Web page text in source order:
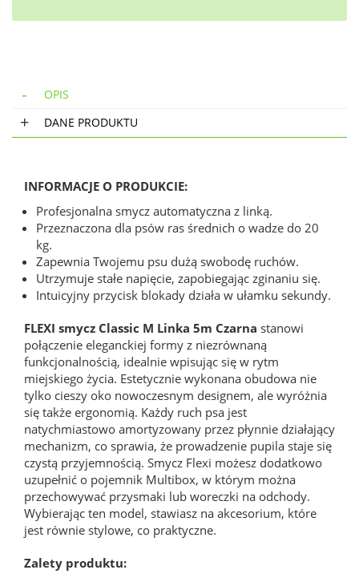
OPIS
DANE PRODUKTU
INFORMACJE O PRODUKCIE:
Profesjonalna smycz automatyczna z linką.
Przeznaczona dla psów ras średnich o wadze do 20
kg.
Zapewnia Twojemu psu dużą swobodę ruchów.
Utrzymuje stałe napięcie, zapobiegając zginaniu się.
Intuicyjny przycisk blokady działa w ułamku sekundy.
FLEXI smycz Classic M Linka 5m Czarna stanowi
połączenie eleganckiej formy z niezrównaną
funkcjonalnością, idealnie wpisując się w rytm
miejskiego życia. Estetycznie wykonana obudowa nie
tylko cieszy oko nowoczesnym designem, ale wyróżnia
się także ergonomią. Każdy ruch psa jest
natychmiastowo amortyzowany przez płynnie działający
mechanizm, co sprawia, że prowadzenie pupila staje się
czystą przyjemnością. Smycz Flexi możesz dodatkowo
uzupełnić o pojemnik Multibox, w którym można
przechowywać przysmaki lub woreczki na odchody.
Wybierając ten model, stawiasz na akcesorium, które
jest równie stylowe, co praktyczne.
Zalety produktu: